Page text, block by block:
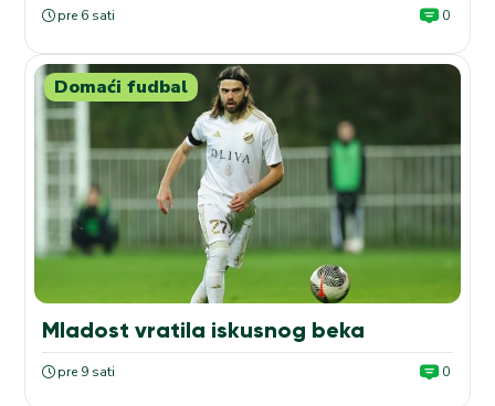
pre 6 sati 0
Domaći fudbal
Mladost vratila iskusnog beka
pre 9 sati 0